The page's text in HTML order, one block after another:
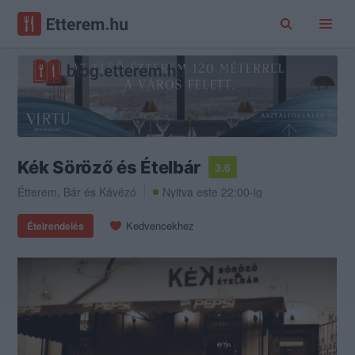
Kék Söröző és Ételbár
3.6
Étterem, Bár és Kávézó Nyitva este 22:00-ig
Ételrendelés Kedvencekhez